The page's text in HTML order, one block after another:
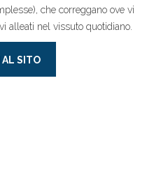
che correggano ove vi
alleati nel vissuto quotidiano.
AL SITO